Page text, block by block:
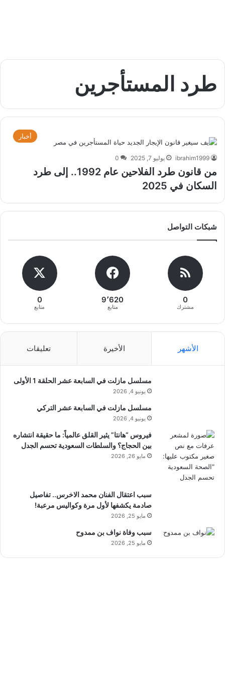
طرد المستأجرين
أخبار
ibrahim1999 يوليو 7, 2025 0
من قانون طرد الفلاحين عام 1992.. إلى طرد
السكان في 2025
شبكات التواصل
0
مشترك
9٬620
متابع
0
متابع
الأشهر الأخيرة تعليقات
مسلسل مازلت في السابعة عشر الحلقة 1 الأولى
يونيو 4, 2026
مسلسل مازلت في السابعة عشر التركي
يونيو 4, 2026
فيروس “هانتا” يثير القلق عالمياً: ما حقيقة انتشاره
بين الحجاج؟ والسلطات السعودية تحسم الجدل
مايو 26, 2026
سبب اعتقال الفنان محمد الاخرس.. تفاصيل
صادمة يكشفها لأول مرة وكواليس مرعبة!
مايو 25, 2026
سبب وفاة نواف بن ممدوح
مايو 25, 2026